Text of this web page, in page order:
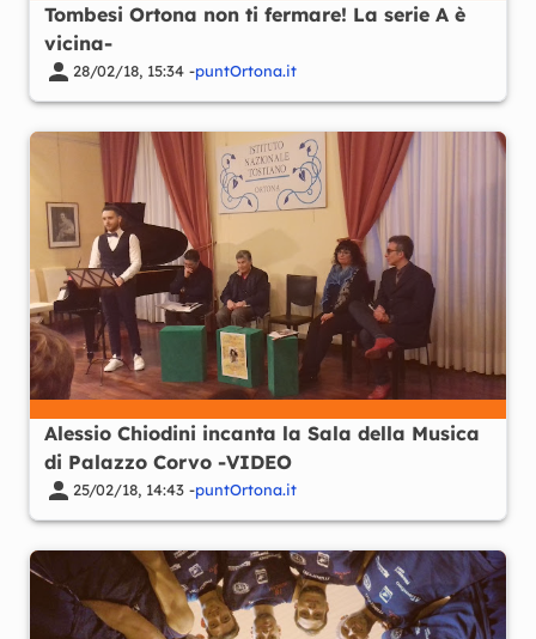
Tombesi Ortona non ti fermare! La serie A è
vicina-
28/02/18, 15:34 -puntOrtona.it
Alessio Chiodini incanta la Sala della Musica
di Palazzo Corvo -VIDEO
25/02/18, 14:43 -puntOrtona.it